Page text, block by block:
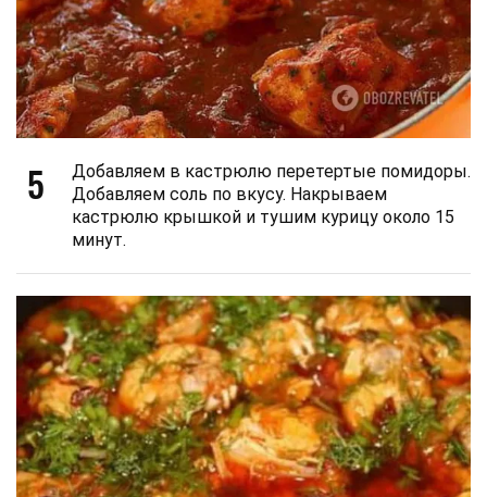
5
Добавляем в кастрюлю перетертые помидоры.
Добавляем соль по вкусу. Накрываем
кастрюлю крышкой и тушим курицу около 15
минут.